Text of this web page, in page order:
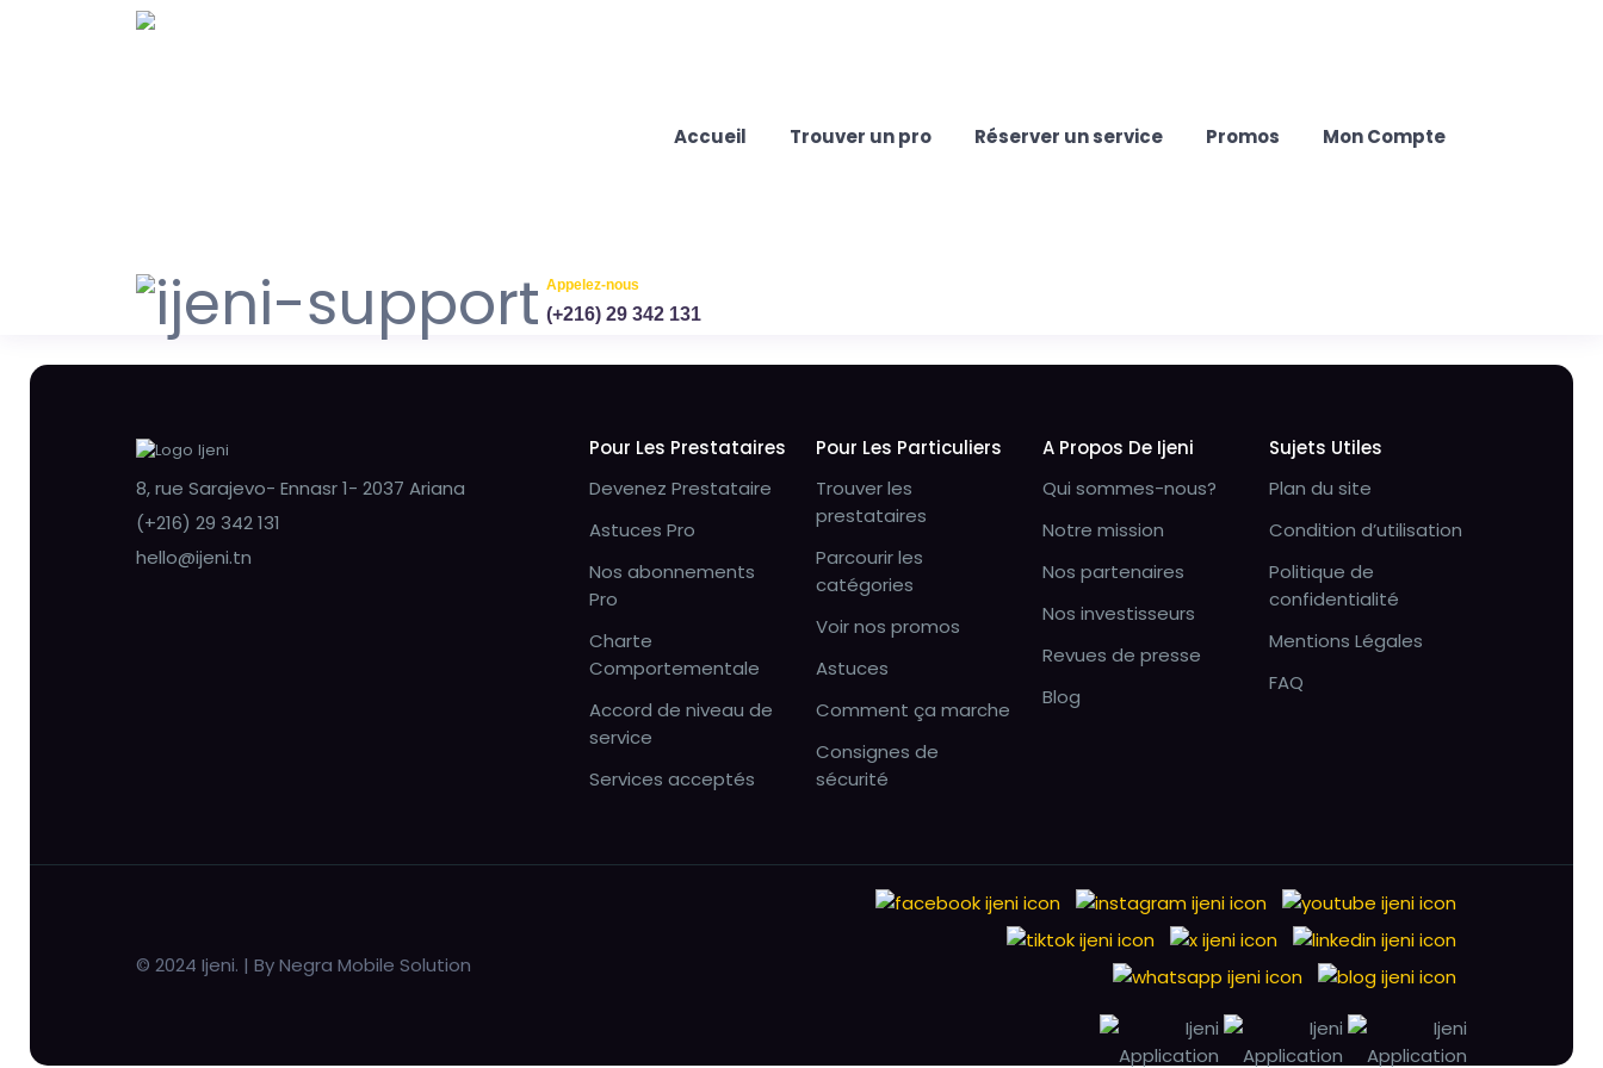
Accueil Trouver un pro Réserver un service Promos Mon Compte
Appelez-nous
(+216) 29 342 131
8, rue Sarajevo- Ennasr 1- 2037 Ariana
(+216) 29 342 131
hello@ijeni.tn
Pour Les Prestataires
Devenez Prestataire
Astuces Pro
Nos abonnements
Pro
Charte
Comportementale
Accord de niveau de
service
Services acceptés
Pour Les Particuliers
Trouver les
prestataires
Parcourir les
catégories
Voir nos promos
Astuces
Comment ça marche
Consignes de
sécurité
A Propos De Ijeni
Qui sommes-nous?
Notre mission
Nos partenaires
Nos investisseurs
Revues de presse
Blog
Sujets Utiles
Plan du site
Condition d’utilisation
Politique de
confidentialité
Mentions Légales
FAQ
© 2024 Ijeni. | By Negra Mobile Solution